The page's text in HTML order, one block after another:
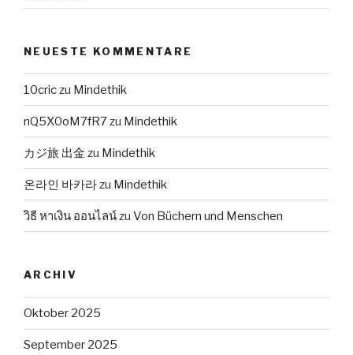
NEUESTE KOMMENTARE
10criczu Mindethik
nQ5X0oM7fR7zu Mindethik
カジ旅 出金 zu Mindethik
온라인 바카라zu Mindethik
วิธี หาเงิน ออนไลน์zu Von Büchern und Menschen
ARCHIV
Oktober 2025
September 2025